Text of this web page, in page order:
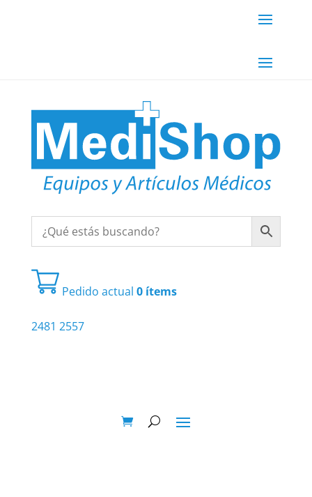
Pedido actual 0 ítems
2481 2557